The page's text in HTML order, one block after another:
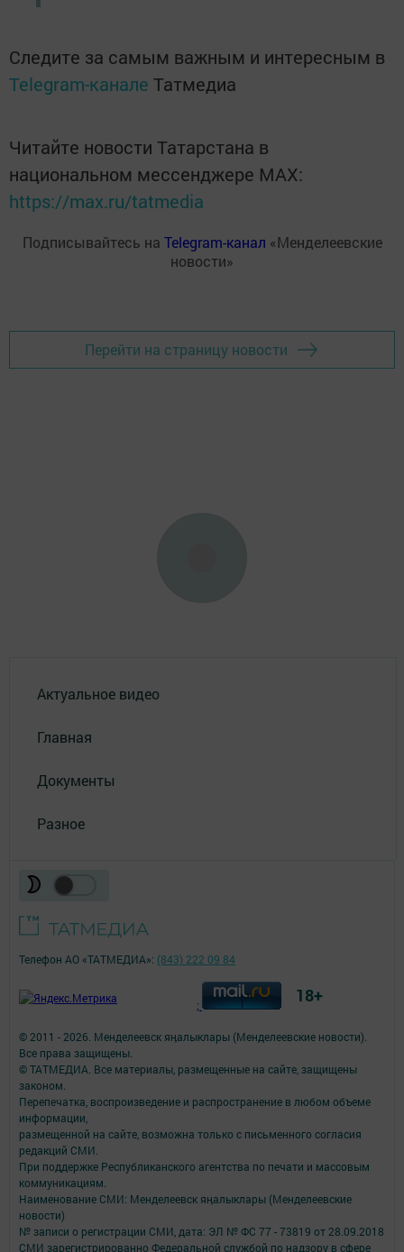
Следите за самым важным и интересным в
Telegram-канале Татмедиа
Читайте новости Татарстана в
национальном мессенджере MАХ:
https://max.ru/tatmedia
Подписывайтесь на Telegram-канал «Менделеевские
новости»
Перейти на страницу новости
Актуальное видео
Главная
Документы
Разное
© 2011 - 2026. Менделеевск яӊалыклары (Менделеевские новости).
Все права защищены.
© ТАТМЕДИА. Все материалы, размещенные на сайте, защищены
законом.
Перепечатка, воспроизведение и распространение в любом объеме
информации,
размещенной на сайте, возможна только с письменного согласия
редакций СМИ.
При поддержке Республиканского агентства по печати и массовым
коммуникациям.
Наименование СМИ: Менделеевск яӊалыклары (Менделеевские
новости)
№ записи о регистрации СМИ, дата: ЭЛ № ФС 77 - 73819 от 28.09.2018
СМИ зарегистрированно Федеральной службой по надзору в сфере
Телефон АО «ТАТМЕДИА»: (843) 222 09 84
; 18+